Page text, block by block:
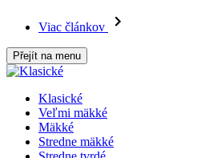
Viac článkov
Přejít na menu
Klasické
Veľmi mäkké
Mäkké
Stredne mäkké